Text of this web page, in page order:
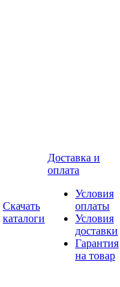
Скачать
каталоги
Доставка и
оплата
Условия
оплаты
Условия
доставки
Гарантия
на товар